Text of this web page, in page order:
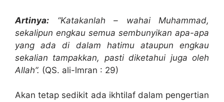
Artinya:
“Katakanlah – wahai Muhammad,
sekalipun engkau semua sembunyikan apa-apa
yang ada di dalam hatimu ataupun engkau
sekalian tampakkan, pasti diketahui juga oleh
Allah”. (QS. ali-lmran : 29)
Akan tetap sedikit ada ikhtilaf dalam pengertian